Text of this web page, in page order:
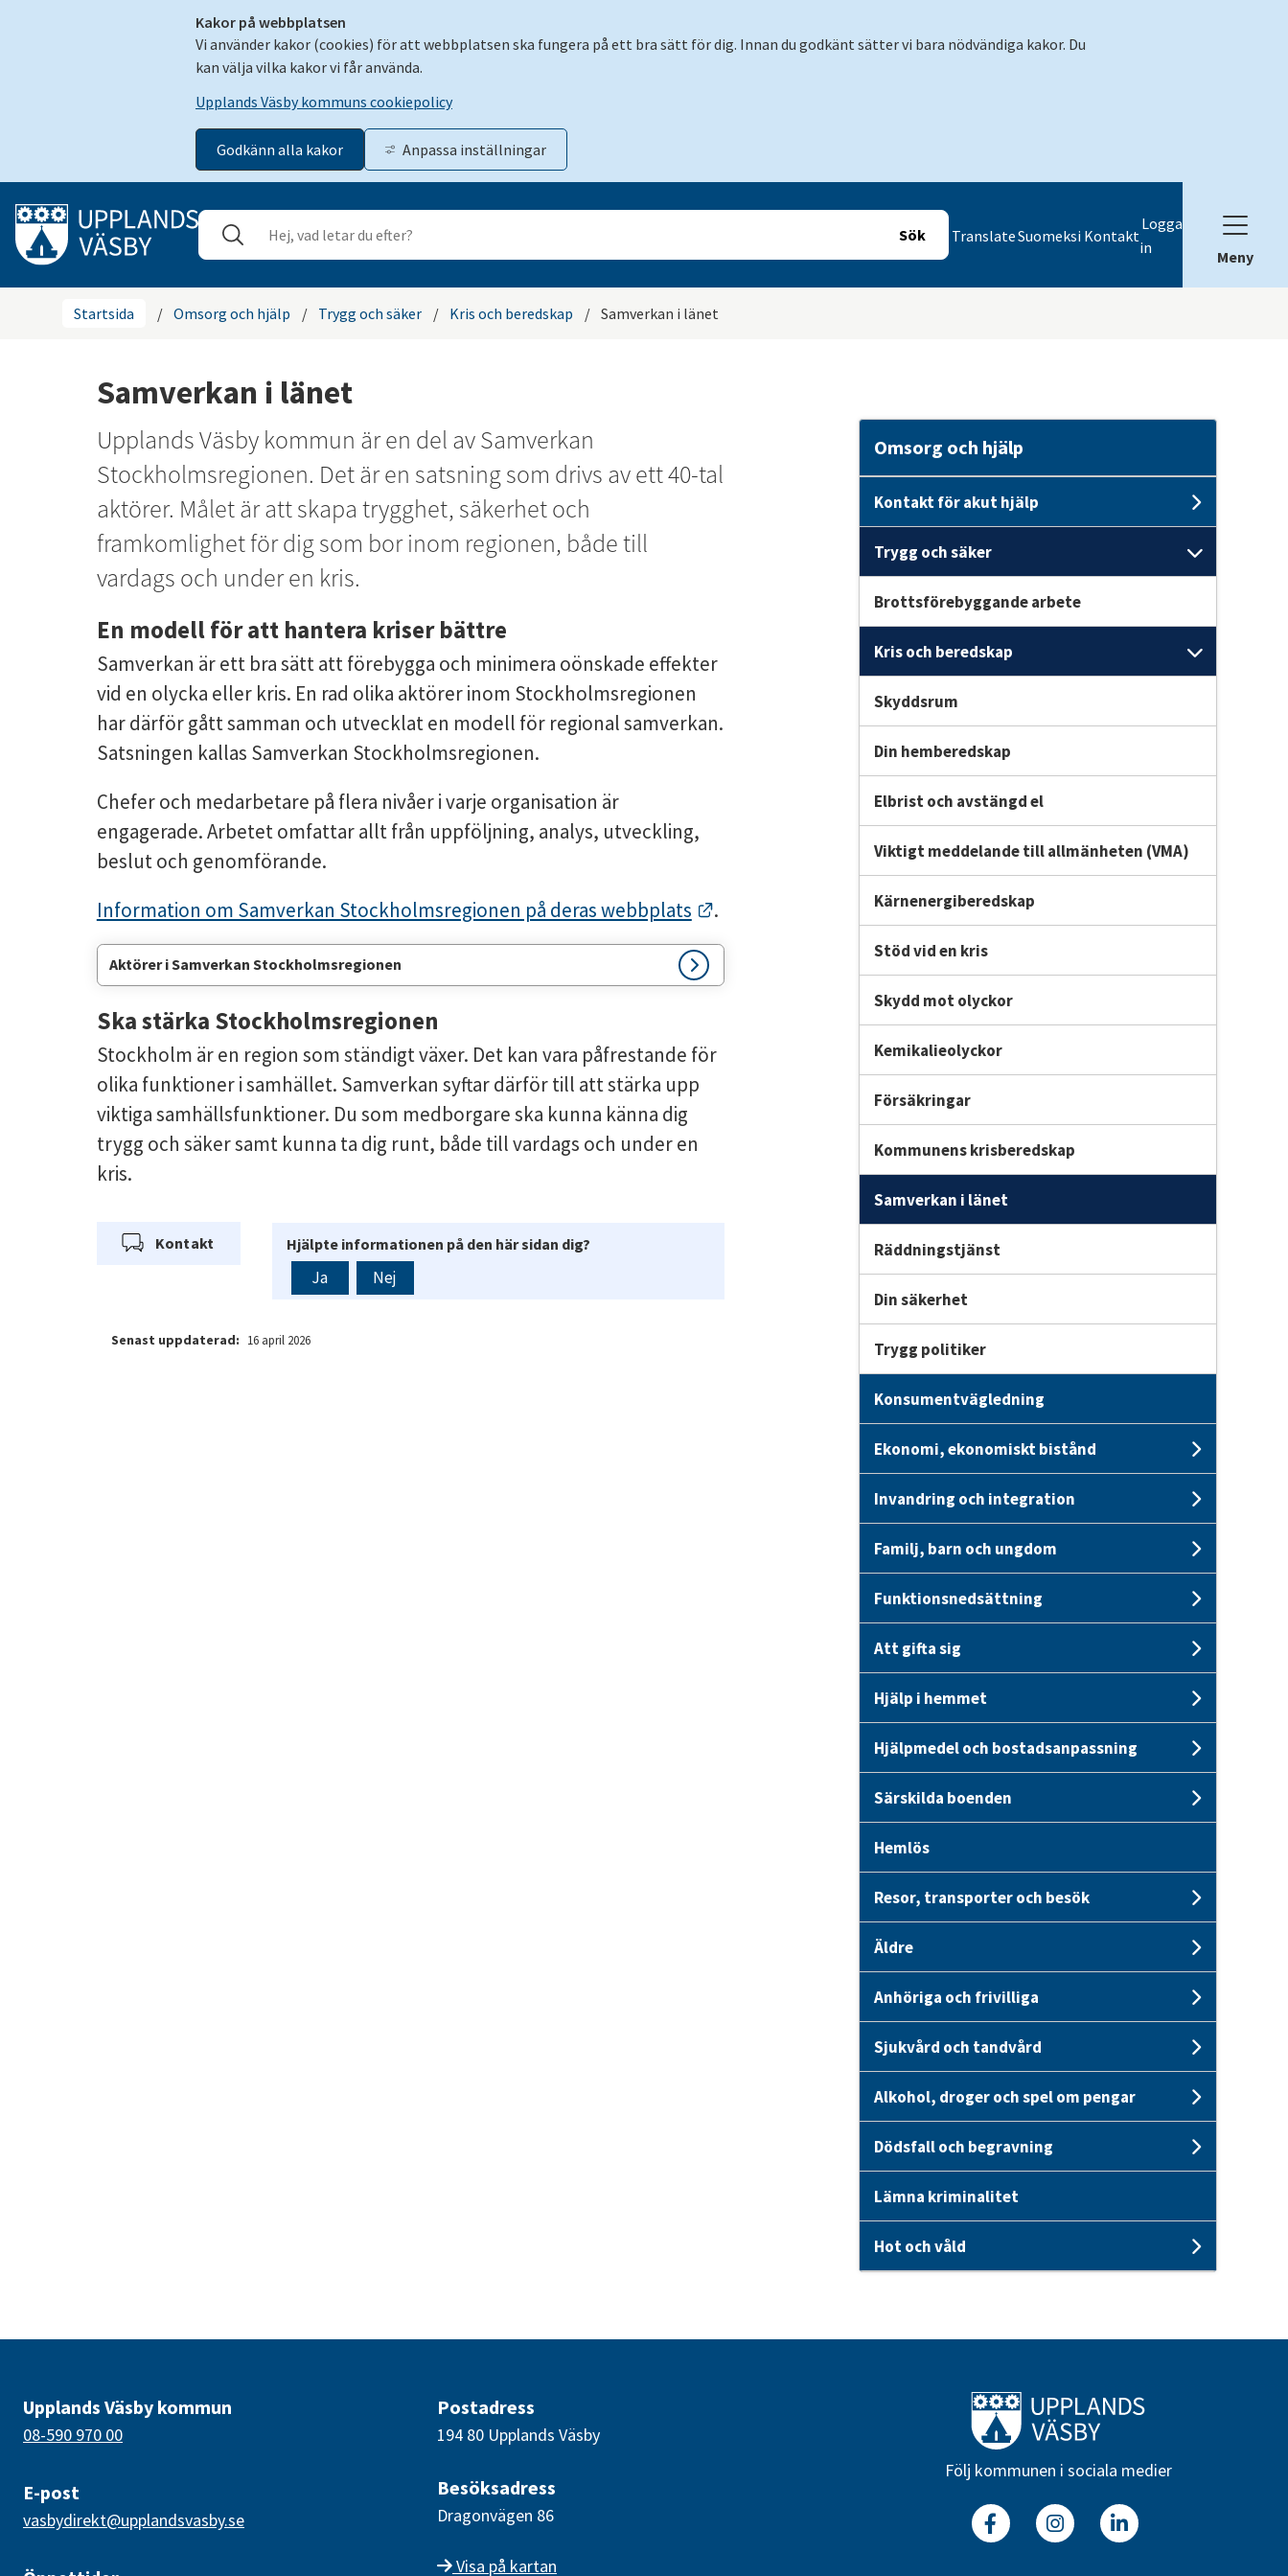
Kakor på webbplatsen
Vi använder kakor (cookies) för att webbplatsen ska fungera på ett bra sätt för dig. Innan du godkänt sätter vi bara nödvändiga kakor. Du
kan välja vilka kakor vi får använda.
Upplands Väsby kommuns cookiepolicy
Godkänn alla kakor Anpassa inställningar
Gå till innehåll
Sök
TranslateSuomeksi Kontakt
Logga
in
Meny
Startsida / Omsorg och hjälp / Trygg och säker / Kris och beredskap / Samverkan i länet
Samverkan i länet
Upplands Väsby kommun är en del av Samverkan
Stockholmsregionen. Det är en satsning som drivs av ett 40-tal
aktörer. Målet är att skapa trygghet, säkerhet och
framkomlighet för dig som bor inom regionen, både till
vardags och under en kris.
En modell för att hantera kriser bättre
Samverkan är ett bra sätt att förebygga och minimera oönskade effekter
vid en olycka eller kris. En rad olika aktörer inom Stockholmsregionen
har därför gått samman och utvecklat en modell för regional samverkan.
Satsningen kallas Samverkan Stockholmsregionen.
Chefer och medarbetare på flera nivåer i varje organisation är
engagerade. Arbetet omfattar allt från uppföljning, analys, utveckling,
beslut och genomförande.
Information om Samverkan Stockholmsregionen på deras webbplats
Länk till annan webbplats.
.
Aktörer i Samverkan Stockholmsregionen
Ska stärka Stockholmsregionen
Stockholm är en region som ständigt växer. Det kan vara påfrestande för
olika funktioner i samhället. Samverkan syftar därför till att stärka upp
viktiga samhällsfunktioner. Du som medborgare ska kunna känna dig
trygg och säker samt kunna ta dig runt, både till vardags och under en
kris.
Kontakt Hjälpte informationen på den här sidan dig?
Ja Nej
Senast uppdaterad: 16 april 2026
Omsorg och hjälp
Kontakt för akut hjälp
Trygg och säker
Brottsförebyggande arbete
Kris och beredskap
Skyddsrum
Din hemberedskap
Elbrist och avstängd el
Viktigt meddelande till allmänheten (VMA)
Kärnenergiberedskap
Stöd vid en kris
Skydd mot olyckor
Kemikalieolyckor
Försäkringar
Kommunens krisberedskap
Samverkan i länet
Räddningstjänst
Din säkerhet
Trygg politiker
Konsumentvägledning
Ekonomi, ekonomiskt bistånd
Invandring och integration
Familj, barn och ungdom
Funktionsnedsättning
Att gifta sig
Hjälp i hemmet
Hjälpmedel och bostadsanpassning
Särskilda boenden
Hemlös
Resor, transporter och besök
Äldre
Anhöriga och frivilliga
Sjukvård och tandvård
Alkohol, droger och spel om pengar
Dödsfall och begravning
Lämna kriminalitet
Hot och våld
Upplands Väsby kommun
08-590 970 00
E-post
vasbydirekt@upplandsvasby.se
Postadress
194 80 Upplands Väsby
Besöksadress
Dragonvägen 86
Visa på kartan
Till startsidan
Följ kommunen i sociala medier
FacebookInstagramLinkedin